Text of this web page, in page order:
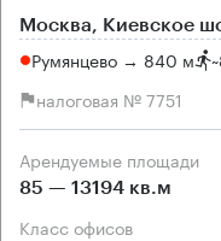
Москва, Киевское
Румянцево → 840 м ~
налоговая № 7751
Арендуемые площади
85 — 13194 кв.м
Класс офисов